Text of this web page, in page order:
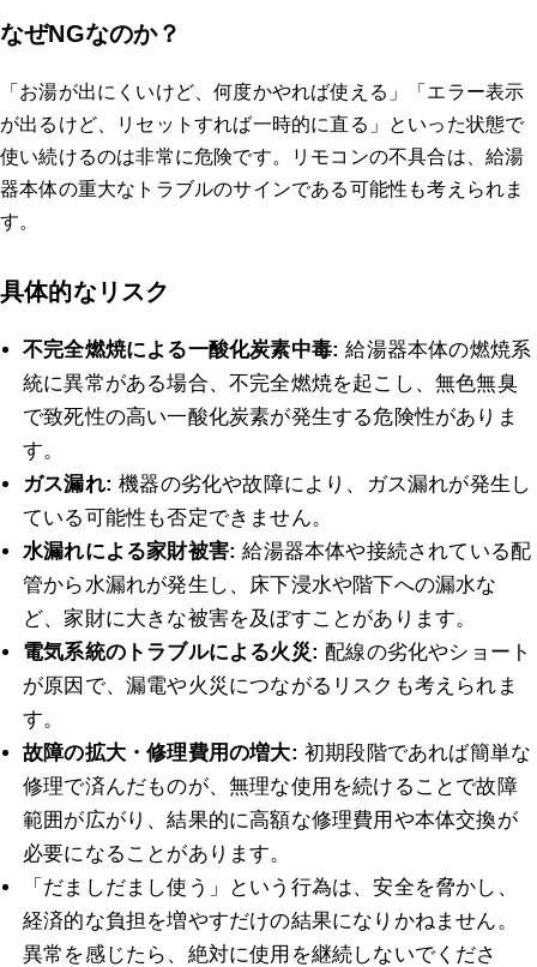
なぜNGなのか？
「お湯が出にくいけど、何度かやれば使える」「エラー表示
が出るけど、リセットすれば一時的に直る」といった状態で
使い続けるのは非常に危険です。リモコンの不具合は、給湯
器本体の重大なトラブルのサインである可能性も考えられま
す。
具体的なリスク
不完全燃焼による一酸化炭素中毒: 給湯器本体の燃焼系
統に異常がある場合、不完全燃焼を起こし、無色無臭
で致死性の高い一酸化炭素が発生する危険性がありま
す。
ガス漏れ: 機器の劣化や故障により、ガス漏れが発生し
ている可能性も否定できません。
水漏れによる家財被害: 給湯器本体や接続されている配
管から水漏れが発生し、床下浸水や階下への漏水な
ど、家財に大きな被害を及ぼすことがあります。
電気系統のトラブルによる火災: 配線の劣化やショート
が原因で、漏電や火災につながるリスクも考えられま
す。
故障の拡大・修理費用の増大: 初期段階であれば簡単な
修理で済んだものが、無理な使用を続けることで故障
範囲が広がり、結果的に高額な修理費用や本体交換が
必要になることがあります。
「だましだまし使う」という行為は、安全を脅かし、
経済的な負担を増やすだけの結果になりかねません。
異常を感じたら、絶対に使用を継続しないでくださ